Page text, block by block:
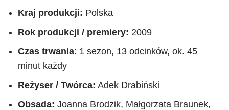
Kraj produkcji: Polska
Rok produkcji / premiery: 2009
Czas trwania: 1 sezon, 13 odcinków, ok. 45
minut każdy
Reżyser / Twórca: Adek Drabiński
Obsada: Joanna Brodzik, Małgorzata Braunek,